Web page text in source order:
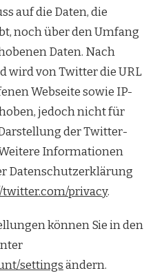
auf die Daten, die
noch über den Umfang
Daten. Nach
wird von Twitter die URL
Webseite sowie IP-
jedoch nicht für
der Twitter-
Informationen
Datenschutzerklärung
twitter.com/privacy.
können Sie in den
settingsändern.